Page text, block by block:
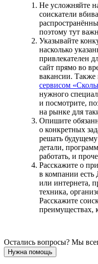
Не усложняйте
соискатели
поэтому тут
Указывайте
насколько
привлекателен
сайт прямо во
вакансии. Также
сервисом
нужного
и посмотрите,
на рынке для
Опишите
о конкретных
решать
детали,
работать, и
Расскажите о
в компании
или интернета,
техника,
Расскажите
преимуществах,
Остались вопросы? Мы
Нужна помощь